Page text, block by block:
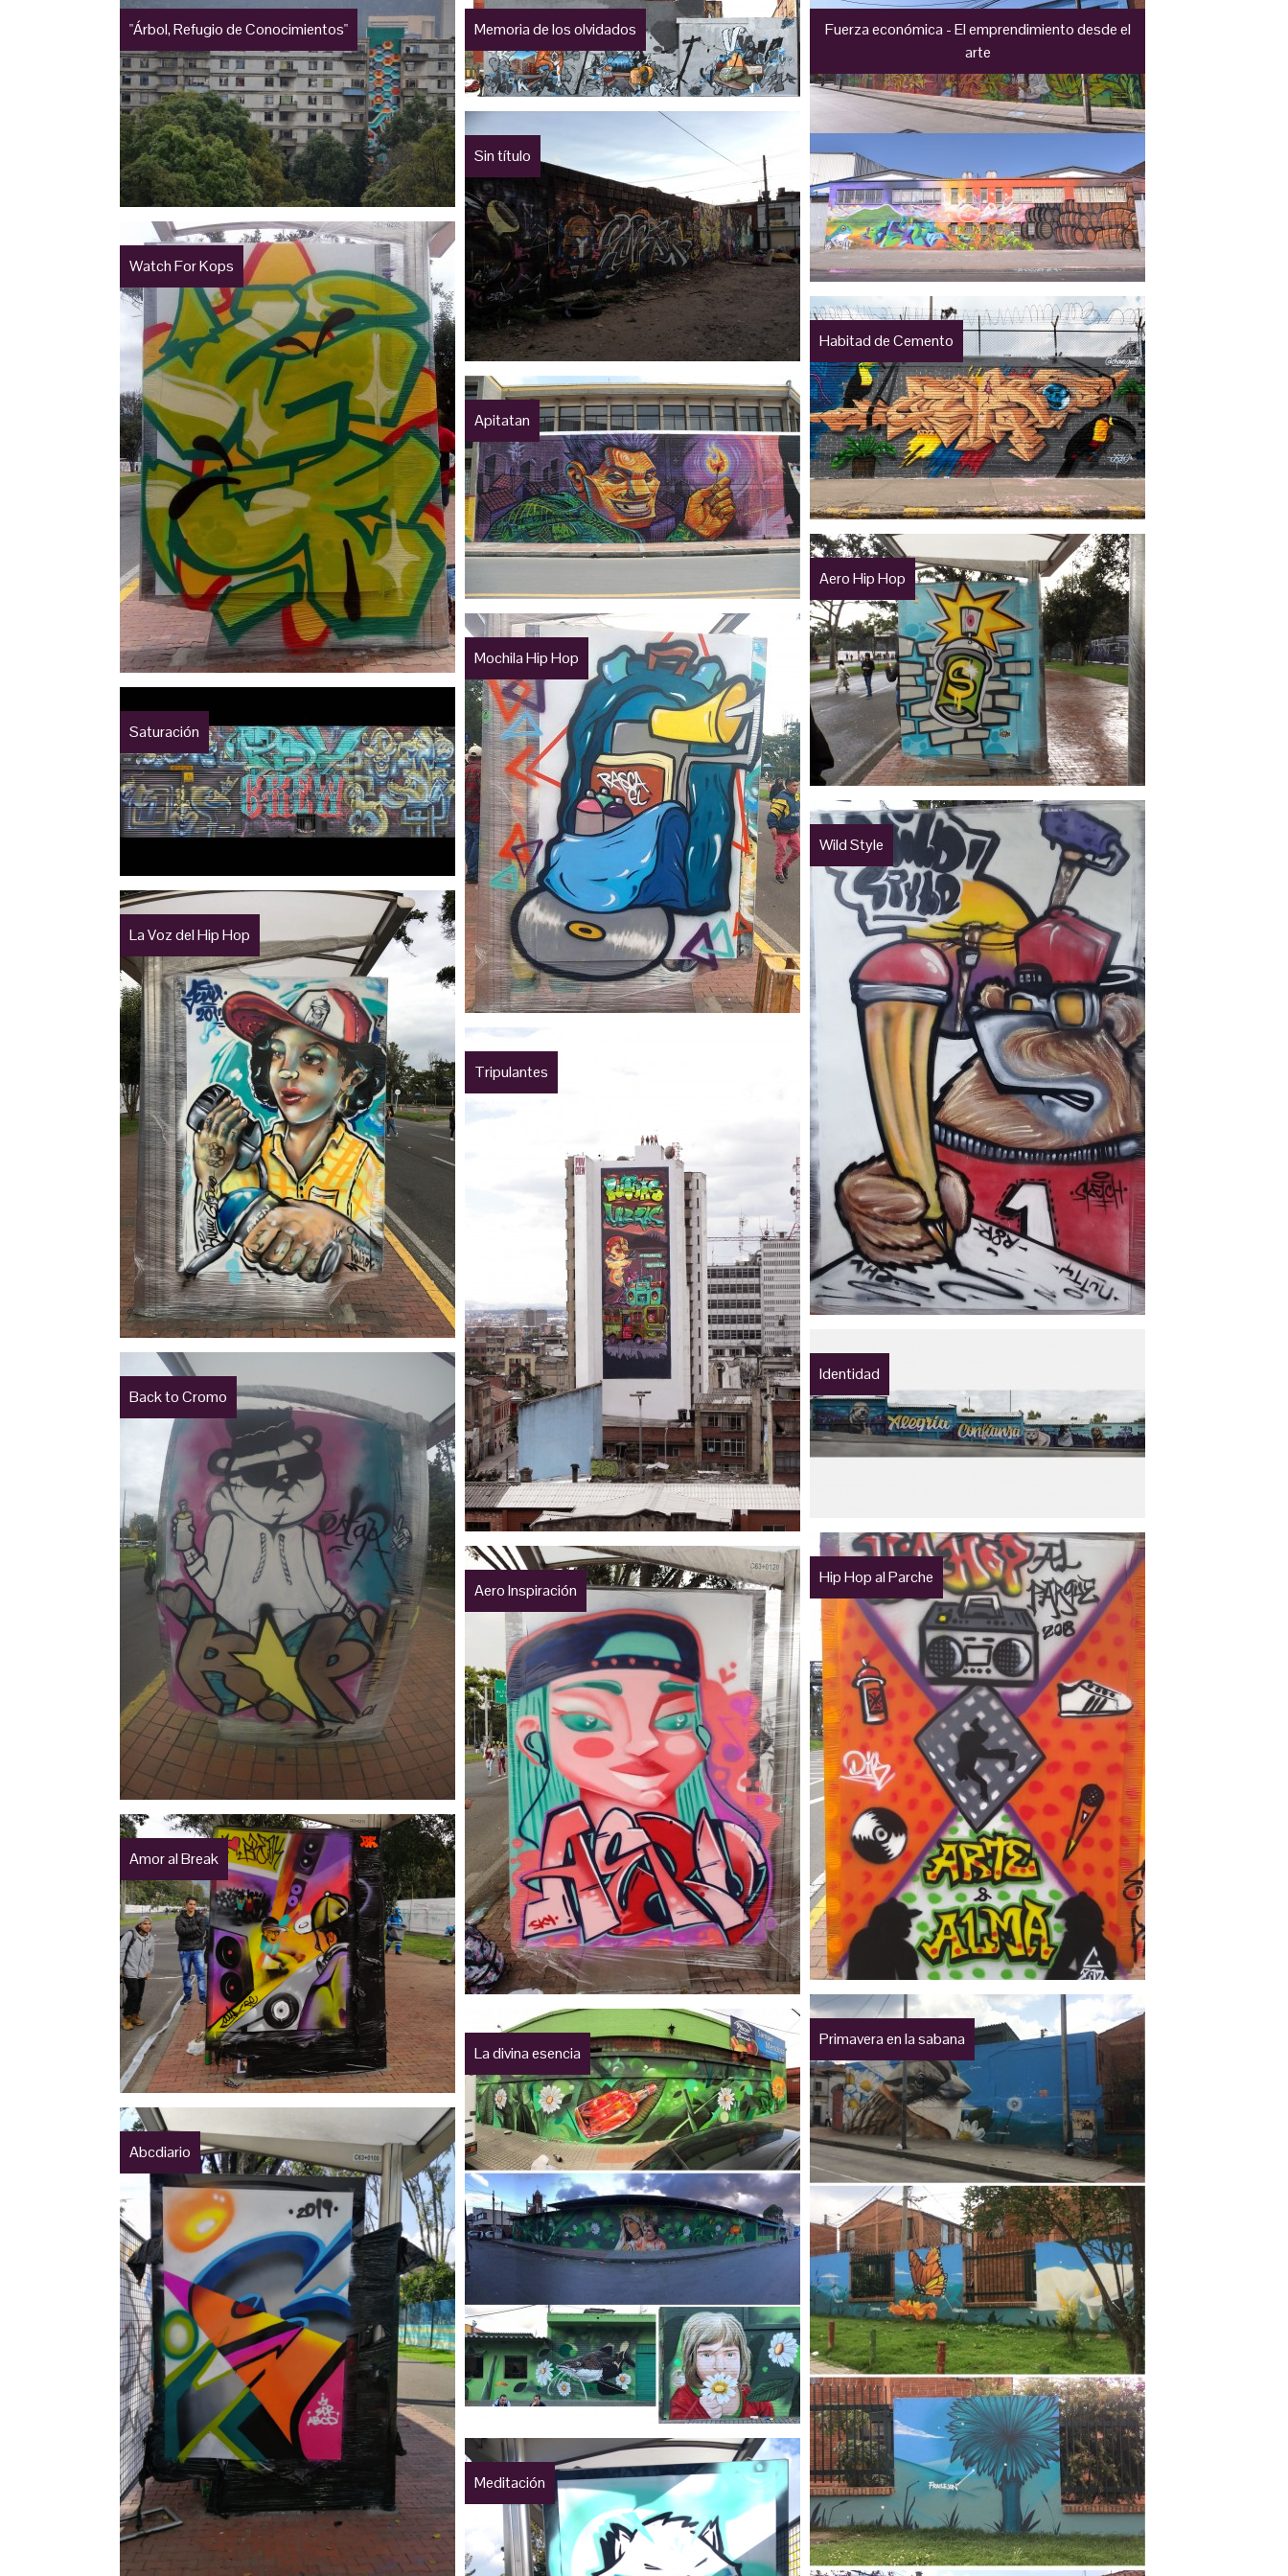
"Árbol, Refugio de Conocimientos" Memoria de los olvidados
Fuerza económica - El emprendimiento desde el
arte
Sin título
Watch For Kops
Habitad de Cemento
Apitatan
Aero Hip Hop
Mochila Hip Hop
Saturación
Wild Style
La Voz del Hip Hop
Tripulantes
Identidad
Back to Cromo
Hip Hop al Parche
Aero Inspiración
Amor al Break
Primavera en la sabana
La divina esencia
Abcdiario
Meditación